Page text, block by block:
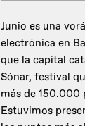
Junio es una
electrónica en
que la capital
Sónar, festival
más de 150.000
Estuvimos